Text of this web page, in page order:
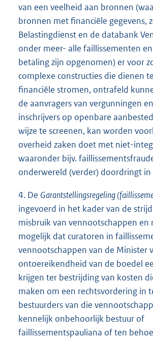
van een veelheid aan bronnen
bronnen met financiële gegevens,
Belastingdienst en de databank
onder meer- alle faillissementen en
betaling zijn opgenomen) er voor
complexe constructies die dienen
financiële stromen, ontrafeld
de aanvragers van vergunningen
inschrijvers op openbare
wijze te screenen, kan worden
overheid zaken doet met niet-
waaronder bijv.
onderwereld (verder) doordringt
4. De Garantstellingsregeling
ingevoerd in het kader van de
misbruik van vennootschappen en
mogelijk dat curatoren in
vennootschappen van de Minister
ontoereikendheid van de boedel
krijgen ter bestrijding van kosten
maken om een rechtsvordering in
bestuurders van die
kennelijk onbehoorlijk bestuur of
faillissementspauliana of ten